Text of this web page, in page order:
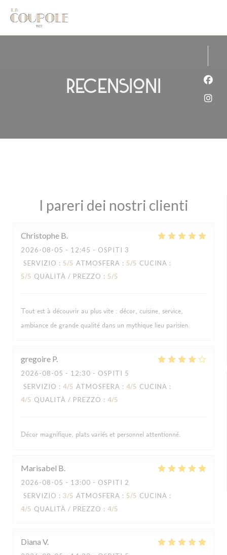
Personalizzazione delle tue scelte sui cookie
Recensioni
I pareri dei nostri clienti
Christophe B
2026-08-05 - 12:45 - OSPITI 3
SERVIZIO : 5/5 ATMOSFERA : 5/5 CUCINA :
5/5 QUALITÀ / PREZZO : 5/5
Tout est à découvrir au plus vite : décor, cuisine, service,
ambiance de grande qualité dans un mythique lieu parisien.
gregoire P
2026-08-05 - 12:30 - OSPITI 5
SERVIZIO : 4/5 ATMOSFERA : 4/5 CUCINA :
4/5 QUALITÀ / PREZZO : 4/5
Décor magnifique, plats variés et personnel attentionné.
Marisabel B
2026-08-05 - 13:00 - OSPITI 2
SERVIZIO : 3/5 ATMOSFERA : 5/5 CUCINA :
4/5 QUALITÀ / PREZZO : 4/5
Diana V